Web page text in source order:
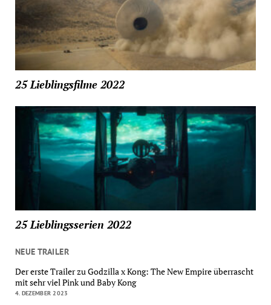
25 Lieblingsfilme 2022
25 Lieblingsserien 2022
NEUE TRAILER
Der erste Trailer zu Godzilla x Kong: The New Empire überrascht
mit sehr viel Pink und Baby Kong
4. DEZEMBER 2023